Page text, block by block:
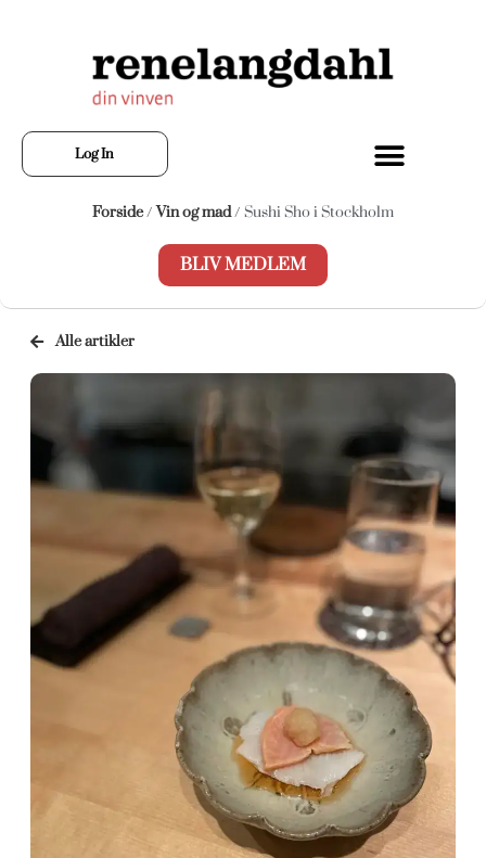
Log In
Forside/Vin og mad/ Sushi Sho i Stockholm
BLIV MEDLEM
Alle artikler